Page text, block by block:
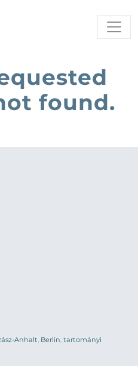
found.
Anhalt Berlin tartományi